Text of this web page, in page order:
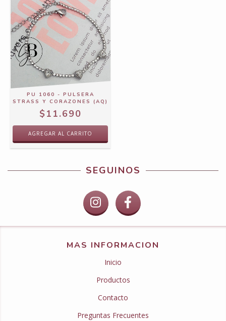
PU 1060 - PULSERA
STRASS Y CORAZONES (AQ)
$11.690
SEGUINOS
MAS INFORMACION
Inicio
Productos
Contacto
Preguntas Frecuentes